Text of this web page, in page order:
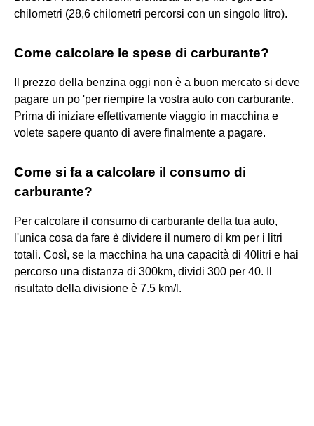
chilometri (28,6 chilometri percorsi con un singolo litro).
Come calcolare le spese di carburante?
Il prezzo della benzina oggi non è a buon mercato si deve
pagare un po 'per riempire la vostra auto con carburante.
Prima di iniziare effettivamente viaggio in macchina e
volete sapere quanto di avere finalmente a pagare.
Come si fa a calcolare il consumo di
carburante?
Per calcolare il consumo di carburante della tua auto,
l'unica cosa da fare è dividere il numero di km per i litri
totali. Così, se la macchina ha una capacità di 40litri e hai
percorso una distanza di 300km, dividi 300 per 40. Il
risultato della divisione è 7.5 km/l.